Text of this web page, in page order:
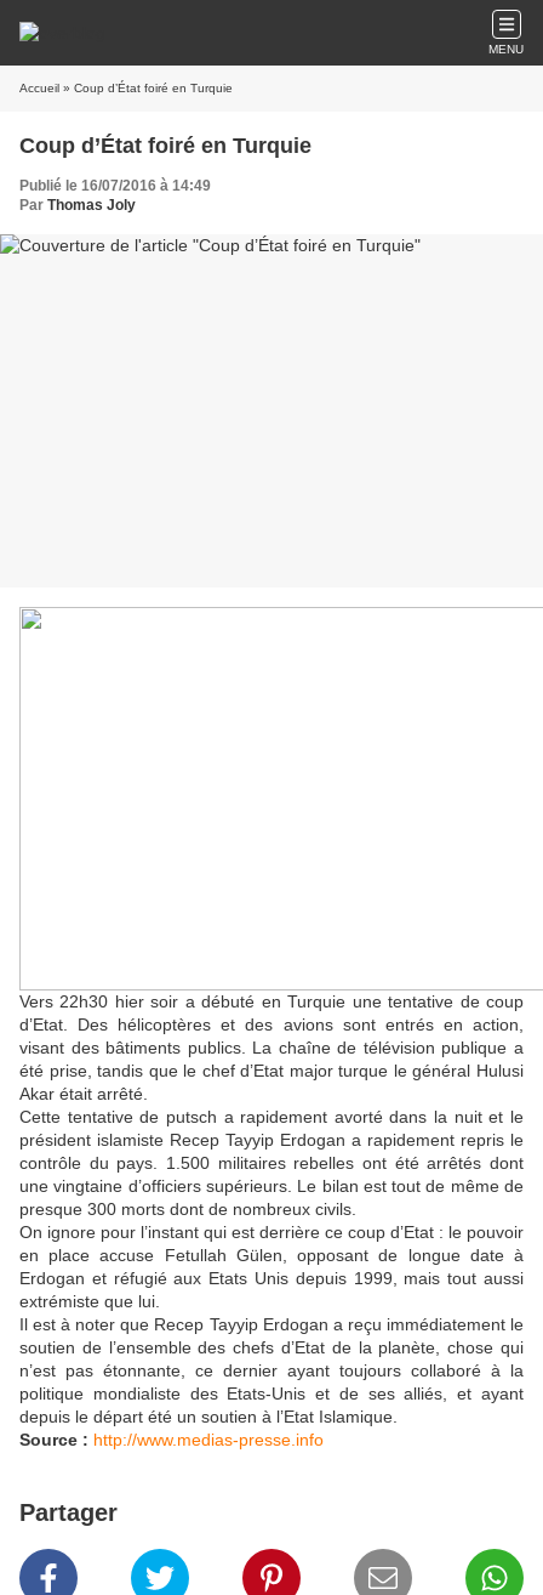
MENU
Accueil » Coup d’État foiré en Turquie
Coup d’État foiré en Turquie
Publié le 16/07/2016 à 14:49
Par Thomas Joly
Vers 22h30 hier soir a débuté en Turquie une tentative de coup
d’Etat. Des hélicoptères et des avions sont entrés en action,
visant des bâtiments publics. La chaîne de télévision publique a
été prise, tandis que le chef d’Etat major turque le général Hulusi
Akar était arrêté.
Cette tentative de putsch a rapidement avorté dans la nuit et le
président islamiste Recep Tayyip Erdogan a rapidement repris le
contrôle du pays. 1.500 militaires rebelles ont été arrêtés dont
une vingtaine d’officiers supérieurs. Le bilan est tout de même de
presque 300 morts dont de nombreux civils.
On ignore pour l’instant qui est derrière ce coup d’Etat : le pouvoir
en place accuse Fetullah Gülen, opposant de longue date à
Erdogan et réfugié aux Etats Unis depuis 1999, mais tout aussi
extrémiste que lui.
Il est à noter que Recep Tayyip Erdogan a reçu immédiatement le
soutien de l’ensemble des chefs d’Etat de la planète, chose qui
n’est pas étonnante, ce dernier ayant toujours collaboré à la
politique mondialiste des Etats-Unis et de ses alliés, et ayant
depuis le départ été un soutien à l’Etat Islamique.
Source : http://www.medias-presse.info
Partager